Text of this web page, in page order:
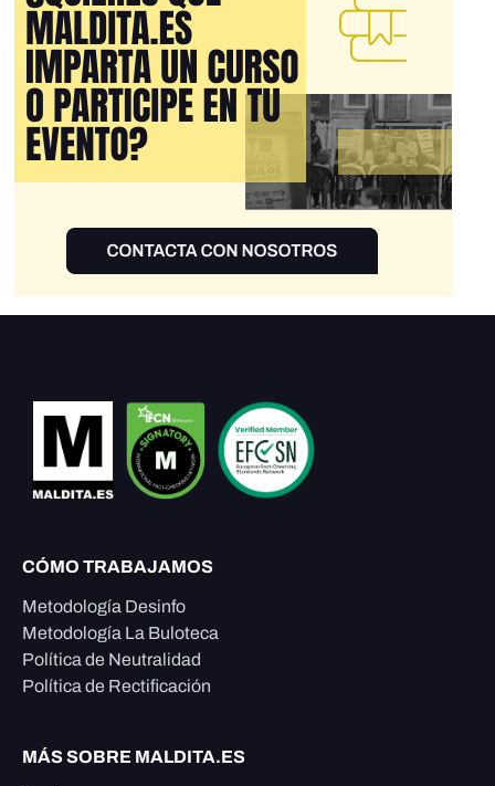
CÓMO TRABAJAMOS
Metodología Desinfo
Metodología La Buloteca
Política de Neutralidad
Política de Rectificación
MÁS SOBRE MALDITA.ES